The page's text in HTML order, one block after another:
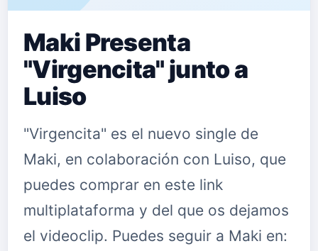
Maki Presenta
"Virgencita" junto a
Luiso
"Virgencita" es el nuevo single de
Maki, en colaboración con Luiso, que
puedes comprar en este link
multiplataforma y del que os dejamos
el videoclip. Puedes seguir a Maki en: